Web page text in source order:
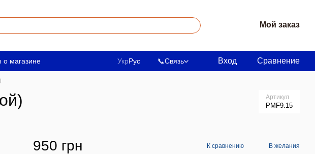
Мой заказ
о магазине
УкрРус 📞Связь Вход Сравнение
Артикул
PMF9.15
950 грн К сравнению В желания